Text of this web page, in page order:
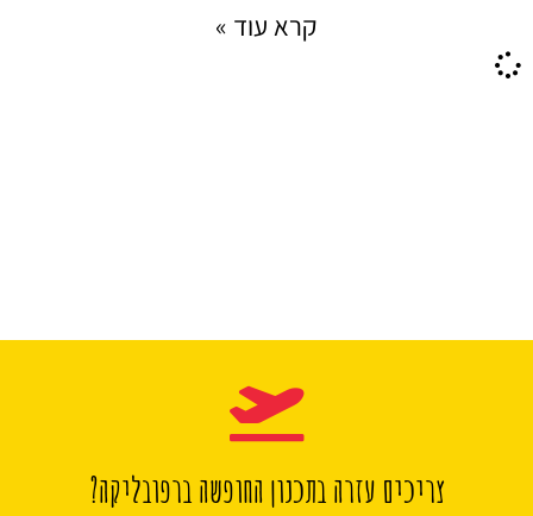
קרא עוד »
צריכים עזרה בתכנון החופשה ברפובליקה?